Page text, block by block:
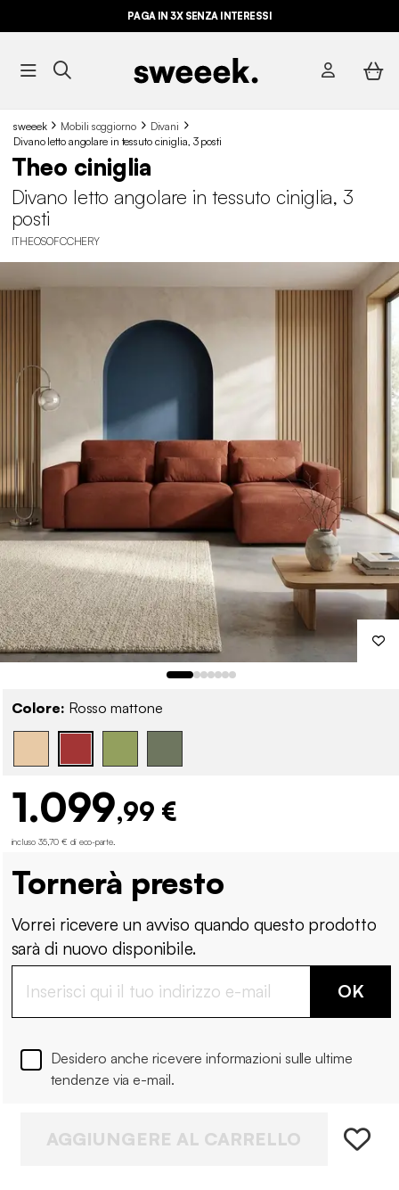
PAGA IN 3X SENZA INTERESSI
sweeek Mobili soggiorno
Divani
Divano letto angolare in tessuto ciniglia, 3 posti
Theo ciniglia
Divano letto angolare in tessuto ciniglia, 3
posti
ITHEOSOFCCHERY
Colore: Rosso mattone
1.099,99 €
incluso 35,70 € di eco-parte.
Tornerà presto
Vorrei ricevere un avviso quando questo prodotto
sarà di nuovo disponibile.
OK
Desidero anche ricevere informazioni sulle ultime
tendenze via e-mail.
AGGIUNGERE AL CARRELLO